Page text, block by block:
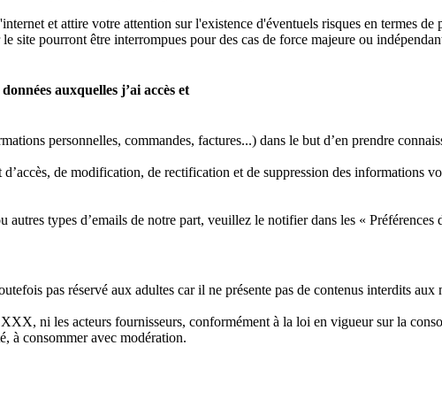
et attire votre attention sur l'existence d'éventuels risques en termes
site pourront être interrompues pour des cas de force majeure ou
auxquelles j’ai accès et
personnelles, commandes, factures...) dans le but d’en prendre
de modification, de rectification et de suppression des informations
types d’emails de notre part, veuillez le notifier dans les « Préférences
pas réservé aux adultes car il ne présente pas de contenus interdits
ni les acteurs fournisseurs, conformément à la loi en vigueur sur la
à consommer avec modération.